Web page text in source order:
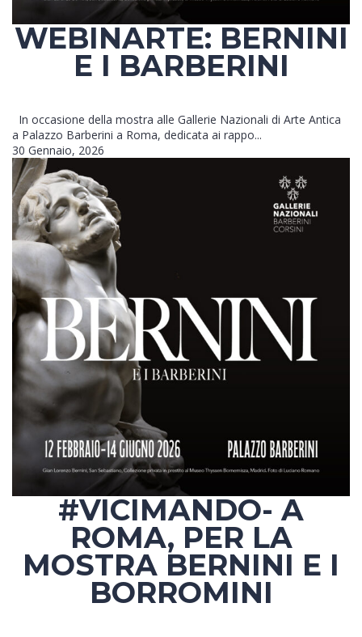
WEBINARTE: BERNINI
E I BARBERINI
In occasione della mostra alle Gallerie Nazionali di Arte Antica
a Palazzo Barberini a Roma, dedicata ai rappo...
30 Gennaio, 2026
#VICIMANDO- A
ROMA, PER LA
MOSTRA BERNINI E I
BORROMINI